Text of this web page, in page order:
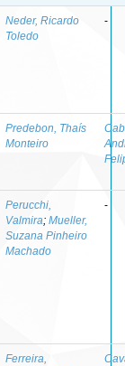
Neder, Ricardo
Toledo
-
Predebon, Thaís
Monteiro
Perucchi,
Valmira; Mueller,
Suzana Pinheiro
Machado
-
Ferreira,